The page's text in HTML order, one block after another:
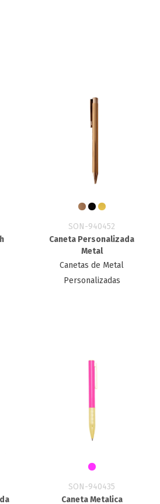
SON-940452
Caneta Personalizada
Metal
Canetas de Metal
Personalizadas
SON-940435
Caneta Metalica